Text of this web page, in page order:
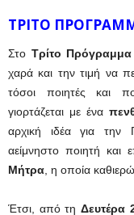
ΤΡΙΤΟ
Στο Τρίτο
χαρά και την τιμή να
τόσοι ποιητές και
γιορτάζεται με ένα
αρχική ιδέα για την
αείμνηστο ποιητή και
Μήτρα , η οποία
Έτσι, από τηΔευτέρα